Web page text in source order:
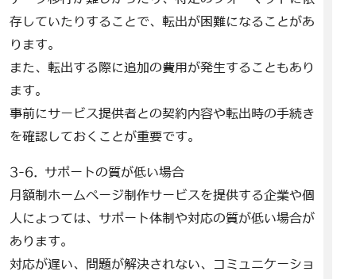
存していたりすることで、転出が困難になることがあ
ります。
また、転出する際に追加の費用が発生することもあり
ます。
事前にサービス提供者との契約内容や転出時の手続き
を確認しておくことが重要です。
3-6. サポートの質が低い場合
月額制ホームページ制作サービスを提供する企業や個
人によっては、サポート体制や対応の質が低い場合が
あります。
対応が遅い、問題が解決されない、コミュニケーショ